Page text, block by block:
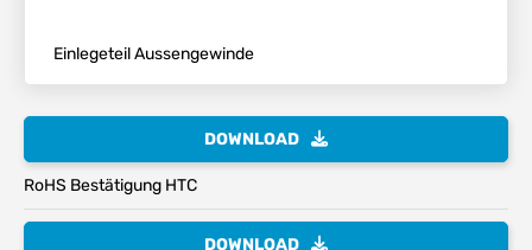
Einlegeteil Aussengewinde
DOWNLOAD
RoHS Bestätigung HTC
DOWNLOAD